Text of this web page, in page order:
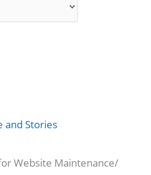
and Stories
Website Maintenance/